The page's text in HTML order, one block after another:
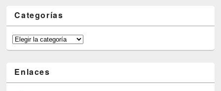
Categorías
Categorías
Enlaces